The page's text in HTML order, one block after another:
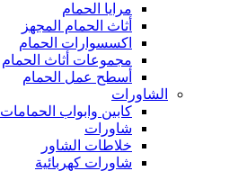
مرايا الحمام
أثاث الحمام المجهز
اكسسوارات الحمام
مجموعات أثاث الحمام
أسطح عمل الحمام
الشاورات
كابين وابواب الحمامات
شاورات
خلاطات الشاور
شاورات كهربائية